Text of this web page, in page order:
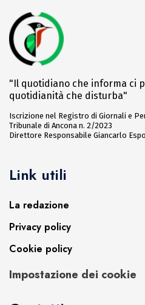
"Il quotidiano che informa ci
quotidianità che disturba"
Iscrizione nel Registro di Giornali e
Tribunale di Ancona n. 2/2023
Direttore Responsabile Giancarlo
Link utili
La redazione
Privacy policy
Cookie policy
Impostazione dei cookie